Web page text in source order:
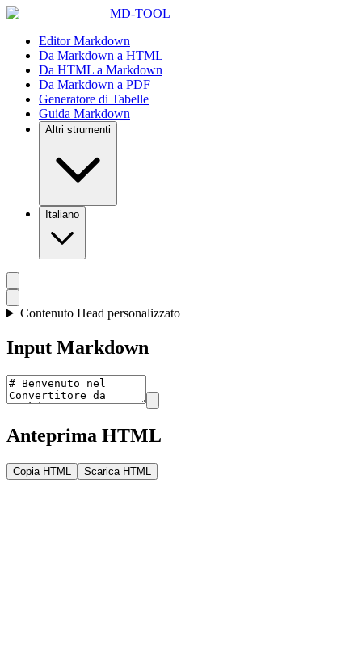
MD-TOOL
Editor Markdown
Da Markdown a HTML
Da HTML a Markdown
Da Markdown a PDF
Generatore di Tabelle
Guida Markdown
Altri strumenti
Italiano
Contenuto Head personalizzato
Input Markdown
Anteprima HTML
Copia HTML Scarica HTML